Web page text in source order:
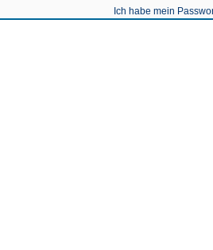
Ich habe mein